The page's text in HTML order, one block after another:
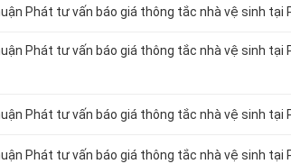
Phát tư vấn báo giá thông tắc nhà vệ sinh tại
Phát tư vấn báo giá thông tắc nhà vệ sinh tại
Phát tư vấn báo giá thông tắc nhà vệ sinh tại
Phát tư vấn báo giá thông tắc nhà vệ sinh tại